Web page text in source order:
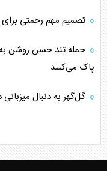
تصمیم مهم رحمتی برای
حمله تند حسن روشن به
پاک می‌کنند
گل‌گهر به دنبال